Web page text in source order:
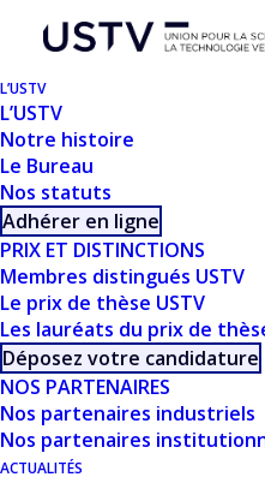
L’USTV
L’USTV
Notre histoire
Le Bureau
Nos statuts
Adhérer en ligne
PRIX ET DISTINCTIONS
Membres distingués USTV
Le prix de thèse USTV
Les lauréats du prix de
Déposez votre candidature
NOS PARTENAIRES
Nos partenaires industriels
Nos partenaires
ACTUALITÉS